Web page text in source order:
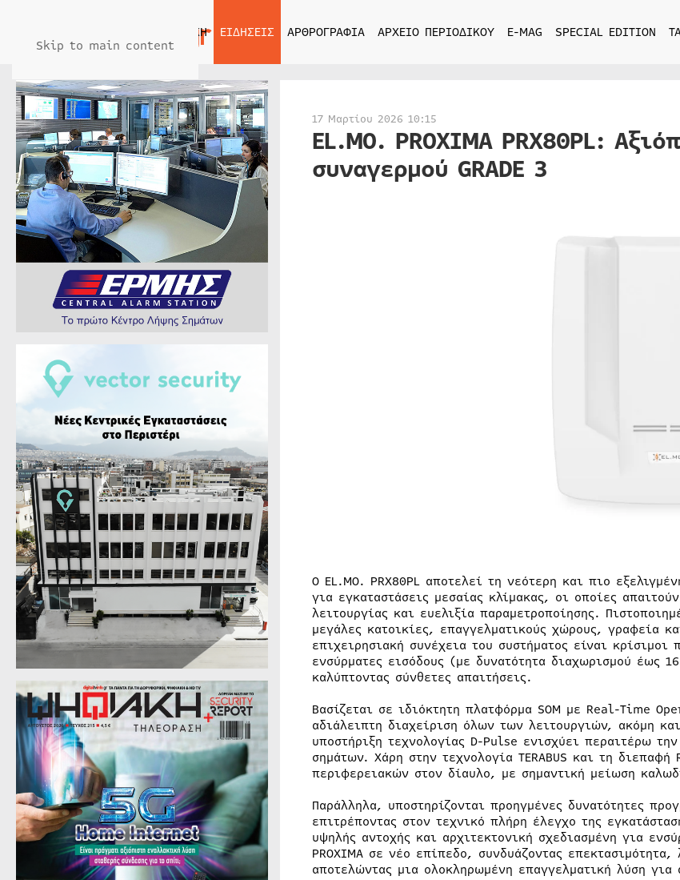
Skip to main content
ΑΡΧΙΚΗ ΕΙΔΗΣΕΙΣ ΑΡΘΡΟΓΡΑΦΙΑ ΑΡΧΕΙΟ ΠΕΡΙΟΔΙΚΟΥ E-MAG SPECIAL EDITION
17 Μαρτίου 2026 10:15
EL.MO. PROXIMA PRX80PL:
συναγερμού GRADE 3
Ο EL.MO. PRX80PL αποτελεί τη νεότερη και πιο
για εγκαταστάσεις μεσαίας κλίμακας, οι οποίες
λειτουργίας και ευελιξία παραμετροποίησης.
μεγάλες κατοικίες, επαγγελματικούς χώρους, γραφεία
επιχειρησιακή συνέχεια του συστήματος είναι
ενσύρματες εισόδους (με δυνατότητα διαχωρισμού
καλύπτοντας σύνθετες απαιτήσεις.
Βασίζεται σε ιδιόκτητη πλατφόρμα SOM με Real-Time
αδιάλειπτη διαχείριση όλων των λειτουργιών, ακόμη
υποστήριξη τεχνολογίας D-Pulse ενισχύει περαιτέρω
σημάτων. Χάρη στην τεχνολογία TERABUS και τη
περιφερειακών στον δίαυλο, με σημαντική μείωση
Παράλληλα, υποστηρίζονται προηγμένες δυνατότητες
επιτρέποντας στον τεχνικό πλήρη έλεγχο της
υψηλής αντοχής και αρχιτεκτονική σχεδιασμένη για
PROXIMA σε νέο επίπεδο, συνδυάζοντας
αποτελώντας μια ολοκληρωμένη επαγγελματική λύση